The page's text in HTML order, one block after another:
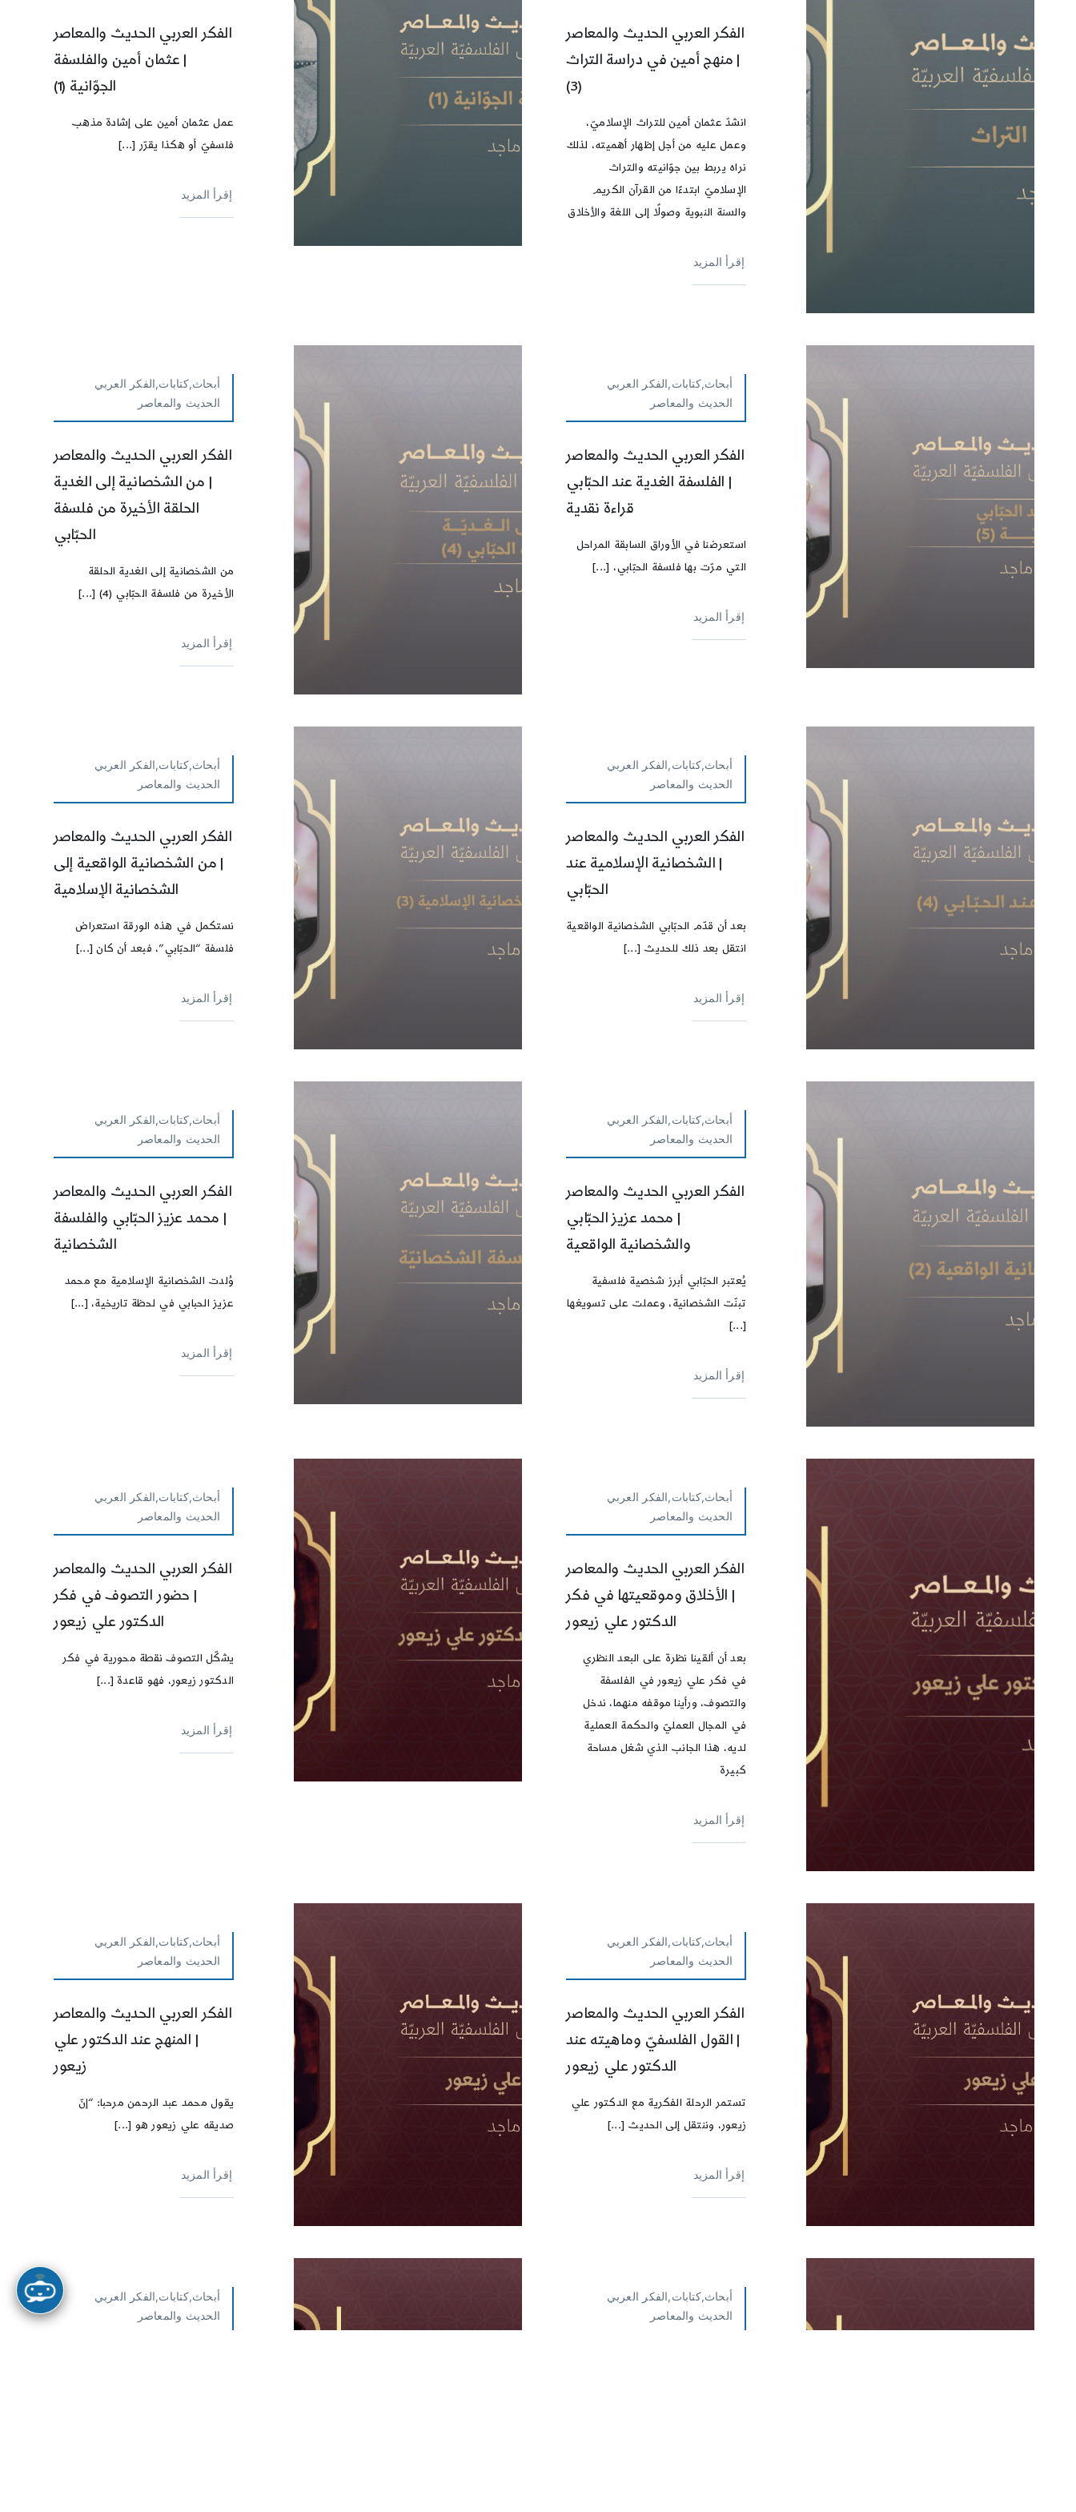
الفكر العربي الحديث والمعاصر
| منهج أمين في دراسة التراث
(3)
انشدّ عثمان أمين للتراث الإسلاميّ،
وعمل عليه من أجل إظهار أهميته، لذلك
نراه يربط بين جوّانيته والتراث
الإسلاميّ ابتدءًا من القرآن الكريم
والسنة النبوية وصولًا إلى اللغة والأخلاق
إقرأ المزيد
الفكر العربي الحديث والمعاصر
| عثمان أمين والفلسفة
الجوّانية (1)
عمل عثمان أمين على إشادة مذهب
فلسفيّ أو هكذا يقرّر [...]
إقرأ المزيد
أبحاث,كتابات,الفكر العربي
الحديث والمعاصر
الفكر العربي الحديث والمعاصر
| الفلسفة الغدية عند الحبّابي
قراءة نقدية
استعرضنا في الأوراق السابقة المراحل
التي مرّت بها فلسفة الحبّابي، [...]
إقرأ المزيد
أبحاث,كتابات,الفكر العربي
الحديث والمعاصر
الفكر العربي الحديث والمعاصر
| من الشخصانية إلى الغدية
الحلقة الأخيرة من فلسفة
الحبّابي
من الشخصانية إلى الغدية الحلقة
الأخيرة من فلسفة الحبّابي (4) [...]
إقرأ المزيد
أبحاث,كتابات,الفكر العربي
الحديث والمعاصر
الفكر العربي الحديث والمعاصر
| الشخصانية الإسلامية عند
الحبّابي
بعد أن قدّم الحبّابي الشخصانية الواقعية
انتقل بعد ذلك للحديث [...]
إقرأ المزيد
أبحاث,كتابات,الفكر العربي
الحديث والمعاصر
الفكر العربي الحديث والمعاصر
| من الشخصانية الواقعية إلى
الشخصانية الإسلامية
نستكمل في هذه الورقة استعراض
فلسفة “الحبّابي”، فبعد أن كان [...]
إقرأ المزيد
أبحاث,كتابات,الفكر العربي
الحديث والمعاصر
الفكر العربي الحديث والمعاصر
| محمد عزيز الحبّابي
والشخصانية الواقعية
يُعتبر الحبّابي أبرز شخصية فلسفية
تبنّت الشخصانية، وعملت على تسويغها
[...]
إقرأ المزيد
أبحاث,كتابات,الفكر العربي
الحديث والمعاصر
الفكر العربي الحديث والمعاصر
| محمد عزيز الحبّابي والفلسفة
الشخصانية
وُلدت الشخصانية الإسلامية مع محمد
عزيز الحبابي في لحظة تاريخية، [...]
إقرأ المزيد
أبحاث,كتابات,الفكر العربي
الحديث والمعاصر
الفكر العربي الحديث والمعاصر
| الأخلاق وموقعيتها في فكر
الدكتور علي زيعور
بعد أن ألقينا نظرة على البعد النظري
في فكر علي زيعور في الفلسفة
والتصوف، ورأينا موقفه منهما، ندخل
في المجال العمليّ والحكمة العملية
لديه، هذا الجانب الذي شغل مساحة
كبيرة
إقرأ المزيد
أبحاث,كتابات,الفكر العربي
الحديث والمعاصر
الفكر العربي الحديث والمعاصر
| حضور التصوف في فكر
الدكتور علي زيعور
يشكّل التصوف نقطة محورية في فكر
الدكتور زيعور، فهو قاعدة [...]
إقرأ المزيد
أبحاث,كتابات,الفكر العربي
الحديث والمعاصر
الفكر العربي الحديث والمعاصر
| القول الفلسفيّ وماهيته عند
الدكتور علي زيعور
تستمر الرحلة الفكرية مع الدكتور علي
زيعور، وننتقل إلى الحديث [...]
إقرأ المزيد
أبحاث,كتابات,الفكر العربي
الحديث والمعاصر
الفكر العربي الحديث والمعاصر
| المنهج عند الدكتور علي
زيعور
يقول محمد عبد الرحمن مرحبا: “إنّ
صديقه علي زيعور هو [...]
إقرأ المزيد
أبحاث,كتابات,الفكر العربي
الحديث والمعاصر
أبحاث,كتابات,الفكر العربي
الحديث والمعاصر